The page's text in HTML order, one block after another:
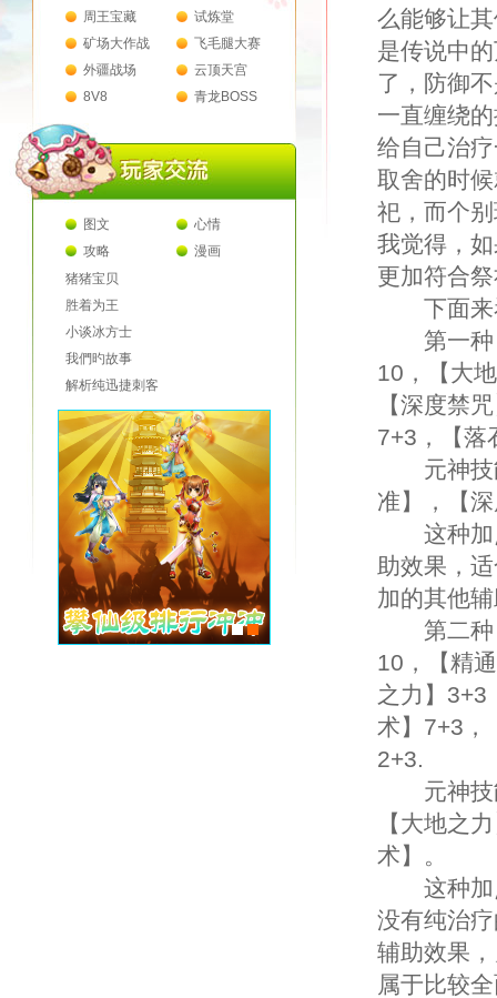
周王宝藏
试炼堂
矿场大作战
飞毛腿大赛
外疆战场
云顶天宫
8V8
青龙BOSS
图文
心情
攻略
漫画
猪猪宝贝
胜着为王
小谈冰方士
我們旳故事
解析纯迅捷刺客
么能够让
是传说中
了，防御
一直缠绕
给自己治
取舍的时
祀，而个
我觉得，
更加符合
下面来
第一种：
10，【大
【深度禁
7+3，【落
元神技能
准】，【
这种加点
助效果，
加的其他
第二种：
10，【精
之力】3+3
术】7+3，
2+3.
元神技能
【大地之
术】。
这种加点
没有纯治
辅助效果
属于比较